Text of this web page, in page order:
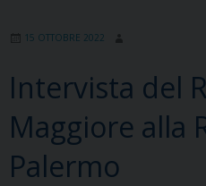
Fap.
15 OTTOBRE 2022
Intervista del
Maggiore alla
Palermo